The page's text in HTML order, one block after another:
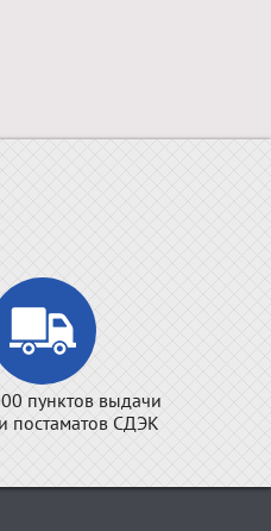
пунктов выдачи
постаматов СДЭК